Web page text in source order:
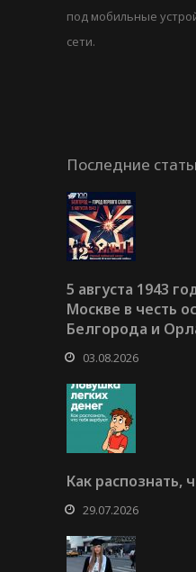
под мобильные
сети.
Последние
5 августа 1943
Москве в честь
Белгорода и
03.08.2026
Как распознать,
29.07.2026